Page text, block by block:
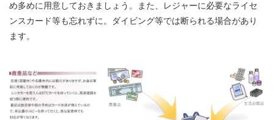
め多めに用意しておきましょう。また、レジャーに必要なライセ
ンスカード等も忘れずに。ダイビング等では断られる場合があり
ます。